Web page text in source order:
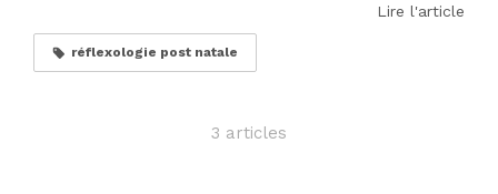
Lire l'article
réflexologie post natale
3 articles